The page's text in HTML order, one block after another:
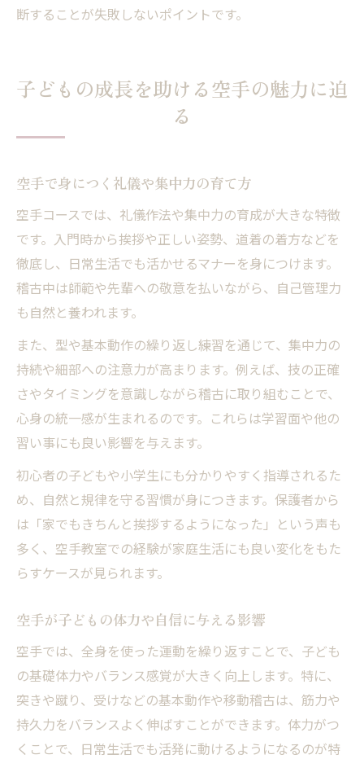
断することが失敗しないポイントです。
子どもの成長を助ける空手の魅力に迫
る
空手で身につく礼儀や集中力の育て方
空手コースでは、礼儀作法や集中力の育成が大きな特徴
です。入門時から挨拶や正しい姿勢、道着の着方などを
徹底し、日常生活でも活かせるマナーを身につけます。
稽古中は師範や先輩への敬意を払いながら、自己管理力
も自然と養われます。
また、型や基本動作の繰り返し練習を通じて、集中力の
持続や細部への注意力が高まります。例えば、技の正確
さやタイミングを意識しながら稽古に取り組むことで、
心身の統一感が生まれるのです。これらは学習面や他の
習い事にも良い影響を与えます。
初心者の子どもや小学生にも分かりやすく指導されるた
め、自然と規律を守る習慣が身につきます。保護者から
は「家でもきちんと挨拶するようになった」という声も
多く、空手教室での経験が家庭生活にも良い変化をもた
らすケースが見られます。
空手が子どもの体力や自信に与える影響
空手では、全身を使った運動を繰り返すことで、子ども
の基礎体力やバランス感覚が大きく向上します。特に、
突きや蹴り、受けなどの基本動作や移動稽古は、筋力や
持久力をバランスよく伸ばすことができます。体力がつ
くことで、日常生活でも活発に動けるようになるのが特